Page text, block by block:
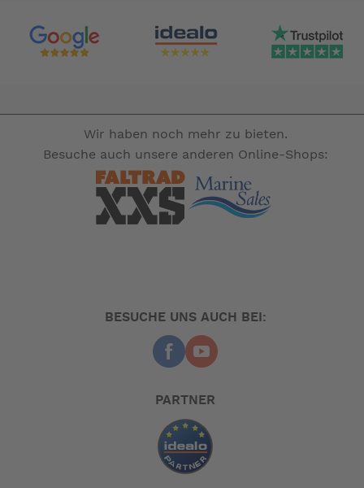
Wir haben noch mehr zu bieten.
Besuche auch unsere anderen Online-Shops:
BESUCHE UNS AUCH BEI:
PARTNER